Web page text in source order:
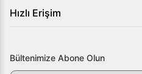
Hızlı Erişim
Bültenimize Abone Olun